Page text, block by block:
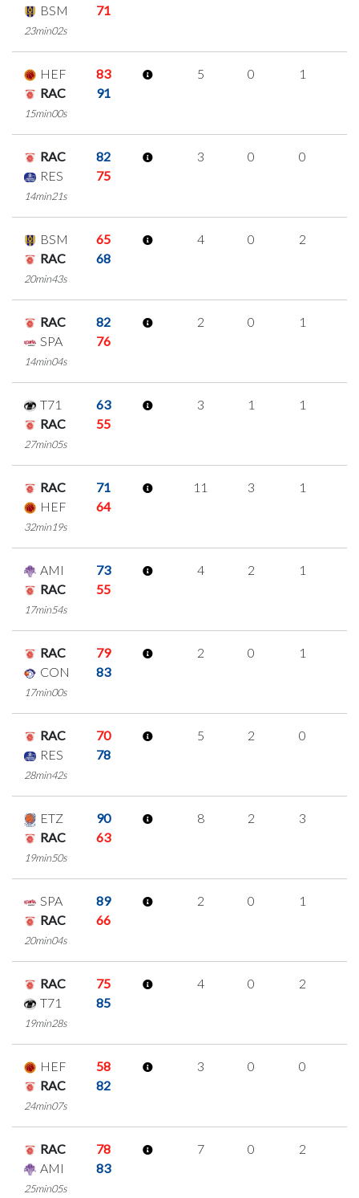
BSM 71
23min02s
HEF
83
RAC
91
15min00s
5 0 1
RAC
82
RES
75
14min21s
3 0 0
BSM
65
RAC
68
20min43s
4 0 2
RAC
82
SPA
76
14min04s
2 0 1
T71
63
RAC
55
27min05s
3 1 1
RAC
71
HEF
64
32min19s
11 3 1
AMI
73
RAC
55
17min54s
4 2 1
RAC
79
CON
83
17min00s
2 0 1
RAC
70
RES
78
28min42s
5 2 0
ETZ
90
RAC
63
19min50s
8 2 3
SPA
89
RAC
66
20min04s
2 0 1
RAC
75
T71
85
19min28s
4 0 2
HEF
58
RAC
82
24min07s
3 0 0
RAC
78
AMI
83
25min05s
7 0 2